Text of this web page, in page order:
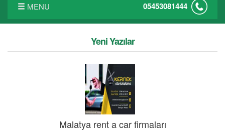
MENU 05453081444
FILO KIRALAMA
BLOG YAZILARI
KIRALAMA KOŞULLARI
S.S.S
Yeni Yazılar
Malatya rent a car firmaları